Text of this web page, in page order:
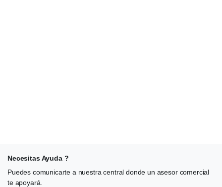
Necesitas Ayuda ?
Puedes comunicarte a nuestra central donde un asesor comercial
te apoyará.